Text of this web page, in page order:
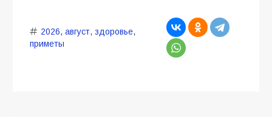
2026, август, здоровье,
приметы